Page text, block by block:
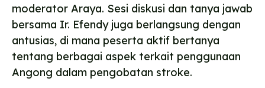
moderator Araya. Sesi diskusi dan tanya jawab
bersama Ir. Efendy juga berlangsung dengan
antusias, di mana peserta aktif bertanya
tentang berbagai aspek terkait penggunaan
Angong dalam pengobatan stroke.